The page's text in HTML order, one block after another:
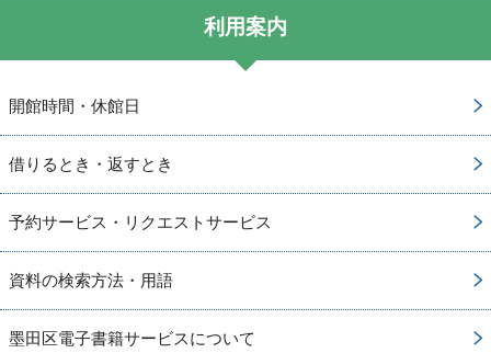
利用案内
開館時間・休館日
借りるとき・返すとき
予約サービス・リクエストサービス
資料の検索方法・用語
墨田区電子書籍サービスについて